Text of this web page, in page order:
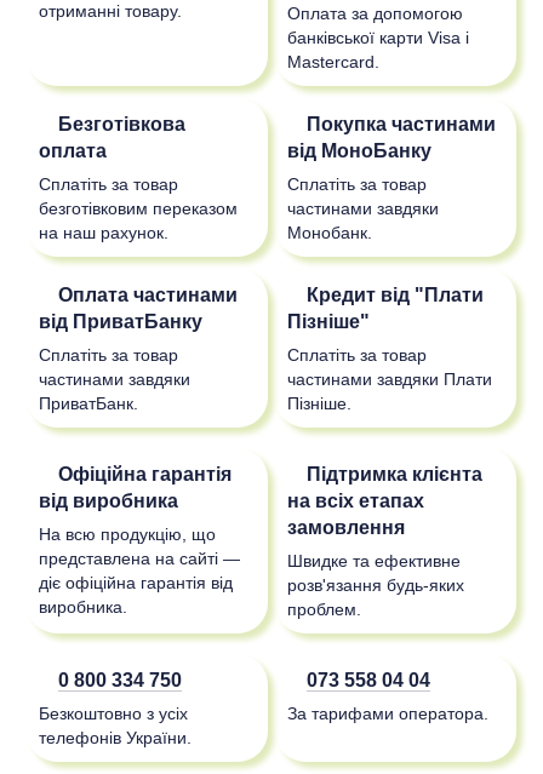
отриманні товару.
Оплата за допомогою
банківської карти Visa і
Mastercard.
Безготівкова
оплата
Сплатіть за товар
безготівковим переказом
на наш рахунок.
Покупка частинами
від МоноБанку
Сплатіть за товар
частинами завдяки
Монобанк.
Оплата частинами
від ПриватБанку
Сплатіть за товар
частинами завдяки
ПриватБанк.
Кредит від "Плати
Пізніше"
Сплатіть за товар
частинами завдяки Плати
Пізніше.
Офіційна гарантія
від виробника
На всю продукцію, що
представлена на сайті —
діє офіційна гарантія від
виробника.
Підтримка клієнта
на всіх етапах
замовлення
Швидке та ефективне
розв'язання будь-яких
проблем.
0 800 334 750
Безкоштовно з усіх
телефонів України.
073 558 04 04
За тарифами оператора.